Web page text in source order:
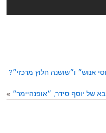
אנוש״ ו״שושנה חלוץ מרכזי״?
של יוסף סידר, ״אופנהיימר״ »